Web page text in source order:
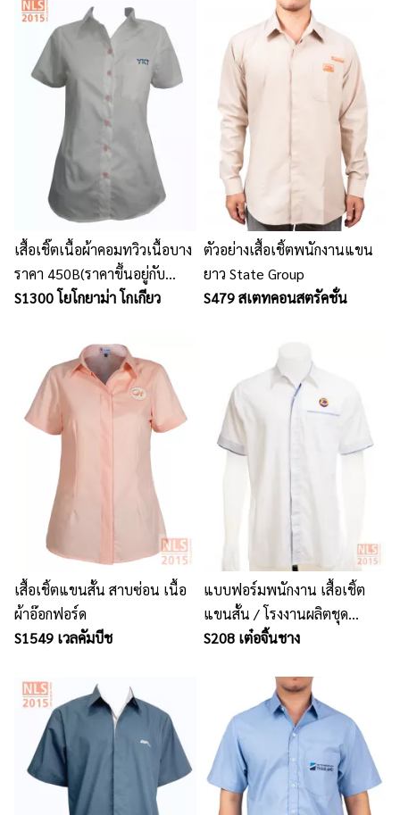
เสื้อเชิ๊ตเนื้อผ้าคอมทวิวเนื้อบาง
ราคา 450B(ราคาขึ้นอยู่กับ
จำนวน ขนาดรูปแบบ ปัก และ
S1300 โยโกยาม่า โกเกียว
ตัวอย่างเสื้อเชิ้ตพนักงานแขน
ยาว State Group
S479 สเตทคอนสตรัคชั่น
เสื้อเชิ้ตแขนสั้น สาบซ่อน เนื้อ
ผ้าอ๊อกฟอร์ด
S1549 เวลคัมบีช
แบบฟอร์มพนักงาน เสื้อเชิ้ต
แขนสั้น / โรงงานผลิตชุด
ยูนิฟอร์มพนักงาน เสื้อโปโล
S208 เต๋อจิ้นชาง